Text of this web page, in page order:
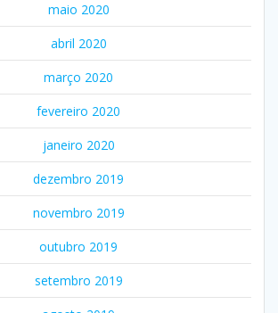
maio 2020
abril 2020
março 2020
fevereiro 2020
janeiro 2020
dezembro 2019
novembro 2019
outubro 2019
setembro 2019